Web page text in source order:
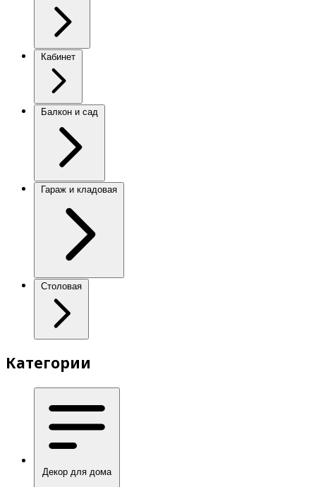
Кабинет
Балкон и сад
Гараж и кладовая
Столовая
Категории
Декор для дома